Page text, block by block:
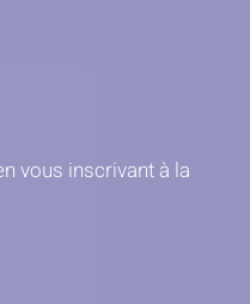
vous inscrivant à la